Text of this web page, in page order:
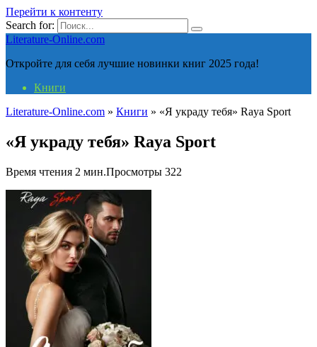
Перейти к контенту
Search for:
Literature-Online.com
Откройте для себя лучшие новинки книг 2025 года!
Книги
Literature-Online.com » Книги » «Я украду тебя» Raya Sport
«Я украду тебя» Raya Sport
Время чтения 2 мин.Просмотры 322